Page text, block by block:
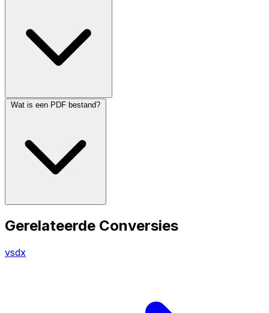
Wat is een PDF bestand?
Gerelateerde Conversies
vsdx